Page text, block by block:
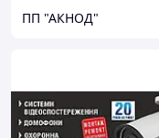
ПП "АКНОД"